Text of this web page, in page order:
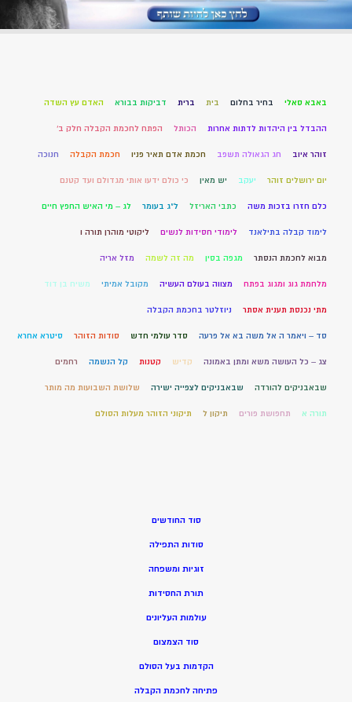
באבא סאלי בחיר בחלום בית ברית דביקות בבורא האדם עץ השדה
ההבדל בין היהדות לדתות אחרות הכותל הפתח לחכמת הקבלה חלק ב'
זוהר איוב חג הגאולה תשפב חכמת אדם תאיר פניו חכמת הקבלה חנוכה
יום ירושלים זוהר יעקב יש מאין כי כולם ידעו אותי מגדולם ועד קטנם
כלם חזרו בזכות משה כתבי האריזל ל"ג בעומר לג – מי האיש החפץ חיים
לימוד קבלה בתילאנד לימודי חסידות לנשים ליקוטי מוהרן תורה ו
מבוא לחכמת הנסתר מגפה בסין מה זה לשמה מזל אריה
מלחמת גוג ומגוג בפתח מצווה בעולם העשיה מקובל אמיתי משיח בן דוד
מתי נכנסת תענית אסתר ניוזלטר בחכמת הקבלה
סד – ויאמר ה אל משה בא אל פרעה סדר עולמי חדש סודות הזוהר סיטרא אחרא
צג – כל העושה משא ומתן באמונה קדיש קטנות קל הנשמה רחמים
שבאבניקים להורדה שבאבניקים לצפייה ישירה שלושת השבועות מה מותר
תורה א תחפושת פורים תיקון ל תיקוני הזוהר מעלות הסולם
סוד החודשים
סודות התפילה
זוגיות ומשפחה
תורת החסידות
עולמות העליונים
סוד הצמצום
הקדמות בעל הסולם
פתיחה לחכמת הקבלה